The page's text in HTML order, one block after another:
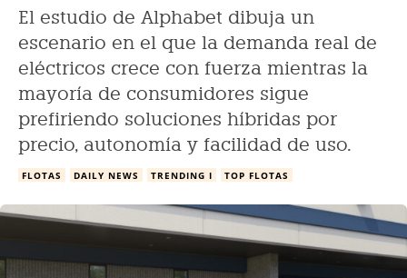
El estudio de Alphabet dibuja un
escenario en el que la demanda real de
eléctricos crece con fuerza mientras la
mayoría de consumidores sigue
prefiriendo soluciones híbridas por
precio, autonomía y facilidad de uso.
FLOTAS DAILY NEWS TRENDING I TOP FLOTAS